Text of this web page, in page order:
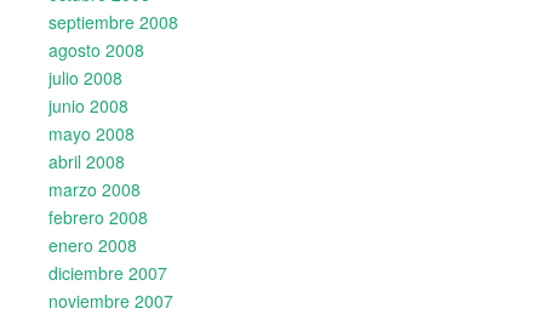
septiembre 2008
agosto 2008
julio 2008
junio 2008
mayo 2008
abril 2008
marzo 2008
febrero 2008
enero 2008
diciembre 2007
noviembre 2007